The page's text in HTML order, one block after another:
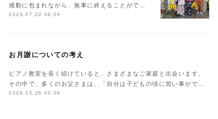
感動に包まれながら、無事に終えることがで…
2026.07.22 06:34
お月謝についての考え
ピアノ教室を長く続けていると、さまざまなご家庭と出会います。
その中で、多くのお父さまは、「自分は子どもの頃に習い事がで…
2026.05.26 05:09